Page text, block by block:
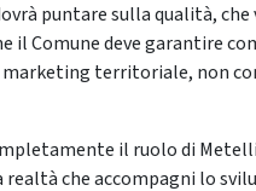
puntare sulla qualità,
il Comune deve garantire
territoriale, non
il ruolo di
che accompagni lo